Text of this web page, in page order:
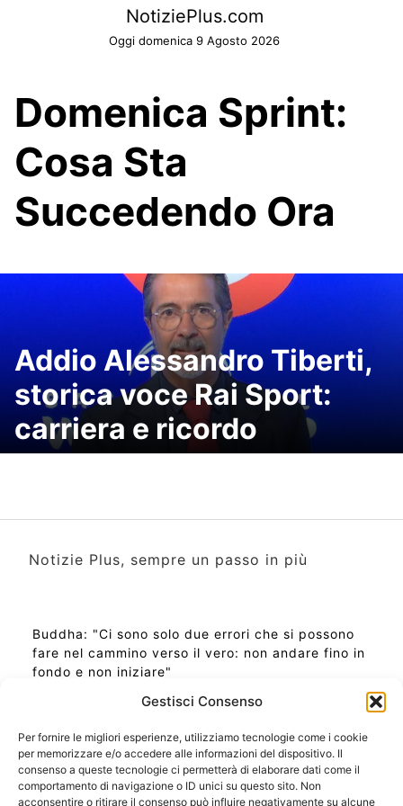
Gestisci Consenso
Per fornire le migliori esperienze, utilizziamo tecnologie come i cookie
per memorizzare e/o accedere alle informazioni del dispositivo. Il
consenso a queste tecnologie ci permetterà di elaborare dati come il
comportamento di navigazione o ID unici su questo sito. Non
acconsentire o ritirare il consenso può influire negativamente su alcune
NotiziePlus.com
Oggi domenica 9 Agosto 2026
Domenica Sprint:
Cosa Sta
Succedendo Ora
Addio Alessandro Tiberti,
storica voce Rai Sport:
carriera e ricordo
Notizie Plus, sempre un passo in più
Buddha: "Ci sono solo due errori che si possono
fare nel cammino verso il vero: non andare fino in
fondo e non iniziare"
Ora Esatta in Italia in questo momento
Ti Senti Strano Ultimamente? Potrebbe Essere per
la Risonanza di Schumann